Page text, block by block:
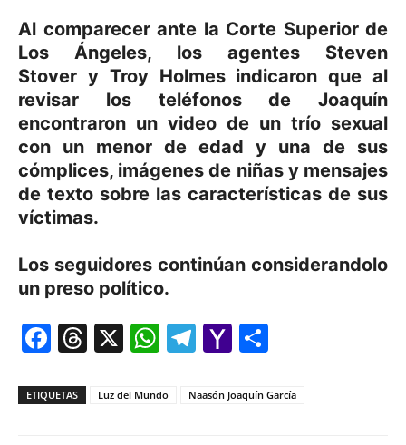
Al comparecer ante la Corte Superior de
Los Ángeles, los agentes Steven
Stover y Troy Holmes indicaron que al
revisar los teléfonos de Joaquín
encontraron un video de un trío sexual
con un menor de edad y una de sus
cómplices, imágenes de niñas y mensajes
de texto sobre las características de sus
víctimas.
Los seguidores continúan considerandolo
un preso político.
Facebook
Threads
X WhatsApp
Telegram
Yahoo
ETIQUETAS Luz del Mundo Naasón Joaquín García